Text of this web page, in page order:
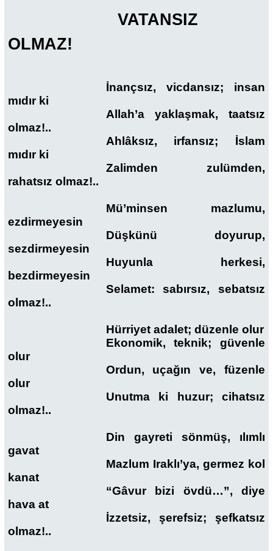
VATANSIZ
OLMAZ!
İnançsız, vicdansız; insan
mıdır ki
Allah’a yaklaşmak, taatsız
olmaz!..
Ahlâksız, irfansız; İslam
mıdır ki
Zalimden zulümden,
rahatsız olmaz!..
Mü’minsen mazlumu,
ezdirmeyesin
Düşkünü doyurup,
sezdirmeyesin
Huyunla herkesi,
bezdirmeyesin
Selamet: sabırsız, sebatsız
olmaz!..
Hürriyet adalet; düzenle olur
Ekonomik, teknik; güvenle
olur
Ordun, uçağın ve, füzenle
olur
Unutma ki huzur; cihatsız
olmaz!..
Din gayreti sönmüş, ılımlı
gavat
Mazlum Iraklı’ya, germez kol
kanat
“Gâvur bizi övdü…”, diye
hava at
İzzetsiz, şerefsiz; şefkatsız
olmaz!..